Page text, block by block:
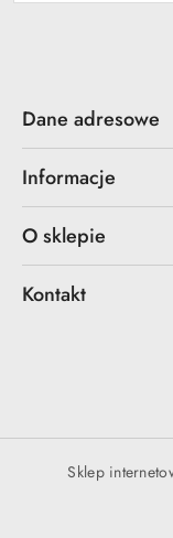
Dane adresowe
Informacje
O sklepie
Kontakt
Sklep